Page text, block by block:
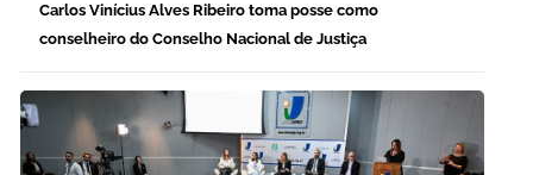
Carlos Vinícius Alves Ribeiro toma posse como
conselheiro do Conselho Nacional de Justiça